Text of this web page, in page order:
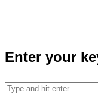
Enter your